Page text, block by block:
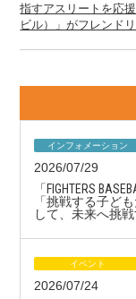
指すアスリートを応
ビル）」がフレンド
インフォメーション
2026/07/29
「FIGHTERS
「挑戦する子ど
して、未来へ挑
イベント
2026/07/24